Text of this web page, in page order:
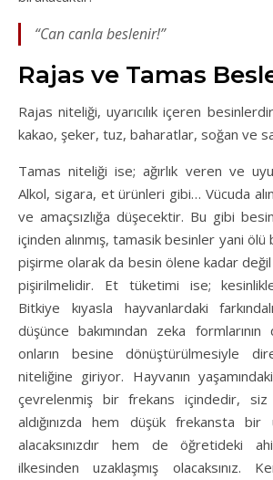
“Can canla beslenir!”
Rajas ve Tamas
Rajas niteliği, uyarıcılık içeren
kakao, şeker, tuz, baharatlar, soğan ve
Tamas niteliği ise; ağırlık veren ve
Alkol, sigara, et ürünleri gibi… Vücuda
ve amaçsızlığa düşecektir. Bu gibi
içinden alınmış, tamasik besinler yani
pişirme olarak da besin ölene kadar
pişirilmelidir. Et tüketimi ise;
Bitkiye kıyasla hayvanlardaki
düşünce bakımından zeka formlarının
onların besine dönüştürülmesiyle
niteliğine giriyor. Hayvanın
çevrelenmiş bir frekans içindedir, siz
aldığınızda hem düşük frekansta bir
alacaksınızdır hem de öğretideki
ilkesinden uzaklaşmış olacaksınız.